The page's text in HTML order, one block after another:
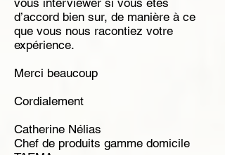
vous interviewer si vous êtes
d’accord bien sur, de manière à ce
que vous nous racontiez votre
expérience.
Merci beaucoup
Cordialement
Catherine Nélias
Chef de produits gamme domicile